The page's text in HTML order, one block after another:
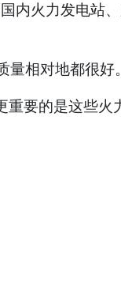
内火力发电站
相对地都很好。
要的是这些火